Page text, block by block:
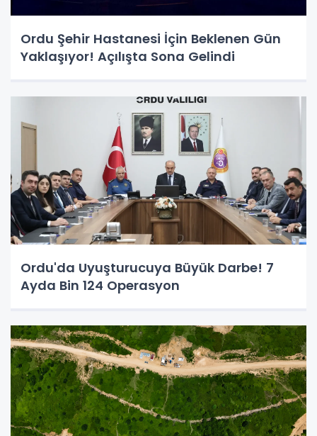
Ordu Şehir Hastanesi İçin Beklenen Gün
Yaklaşıyor! Açılışta Sona Gelindi
Ordu'da Uyuşturucuya Büyük Darbe! 7
Ayda Bin 124 Operasyon